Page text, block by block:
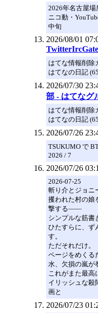
2026年名古屋場
ニコ動・
中旬
2026/08/01
はてな情報削除
はてなの日記
2026/07/30
部 - はてなグ
はてな情報削除
はてなの日記
2026/07/26
TSUKUMO で
2026 / 7
2026/07/26
2026-07-25
斬り介とジョ
攫われた村の娘
撃する――
シンプルな筋書
ひたすらに、ず
す。
ただそれだけ。
ページをめくる
水、欠損の嵐が
これがまた最高
イリッシュな殺
画と
2026/07/23